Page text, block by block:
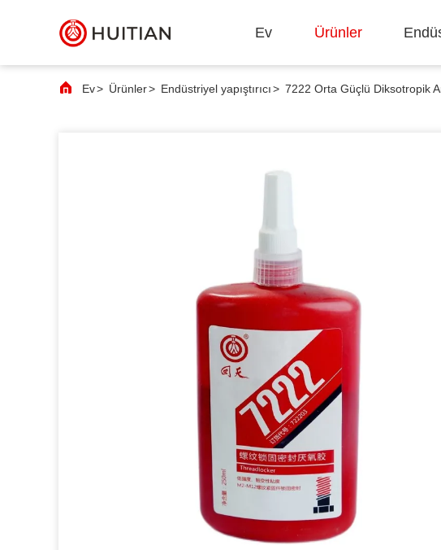
Ev Ürünler
Ev> Ürünler> Endüstriyel yapıştırıcı> 7222 Orta Güçlü Diksotropik